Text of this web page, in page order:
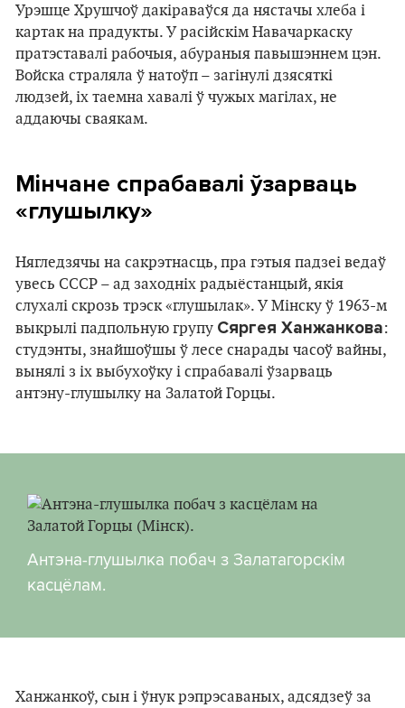
Урэшце Хрушчоў дакіраваўся да нястачы хлеба і
картак на прадукты. У расійскім Навачаркаску
пратэставалі рабочыя, абураныя павышэннем цэн.
Войска страляла ў натоўп – загінулі дзясяткі
людзей, іх таемна хавалі ў чужых магілах, не
аддаючы сваякам.
Мінчане спрабавалі ўзарваць
«глушылку»
Нягледзячы на сакрэтнасць, пра гэтыя падзеі ведаў
увесь СССР – ад заходніх радыёстанцый, якія
слухалі скрозь трэск «глушылак». У Мінску ў 1963-м
выкрылі падпольную групу Сяргея Ханжанкова:
студэнты, знайшоўшы ў лесе снарады часоў вайны,
вынялі з іх выбухоўку і спрабавалі ўзарваць
антэну-глушылку на Залатой Горцы.
Антэна-глушылка побач з Залатагорскім
касцёлам.
Ханжанкоў, сын і ўнук рэпрэсаваных, адсядзеў за